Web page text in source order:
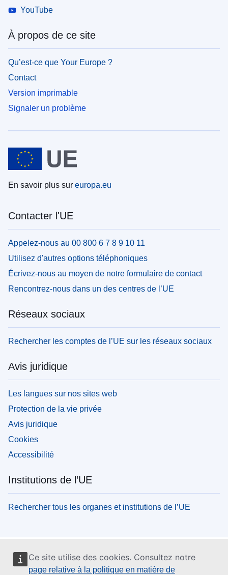
Ce site utilise des cookies. Consultez notre
page relative à la politique en matière de
YouTube
À propos de ce site
Qu’est-ce que Your Europe ?
Contact
Version imprimable
Signaler un problème
En savoir plus sur europa.eu
Contacter l'UE
Appelez-nous au 00 800 6 7 8 9 10 11
Utilisez d'autres options téléphoniques
Écrivez-nous au moyen de notre formulaire de contact
Rencontrez-nous dans un des centres de l’UE
Réseaux sociaux
Rechercher les comptes de l’UE sur les réseaux sociaux
Avis juridique
Les langues sur nos sites web
Protection de la vie privée
Avis juridique
Cookies
Accessibilité
Institutions de l’UE
Rechercher tous les organes et institutions de l’UE